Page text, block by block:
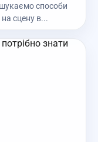
шукаємо способи
сцену в...